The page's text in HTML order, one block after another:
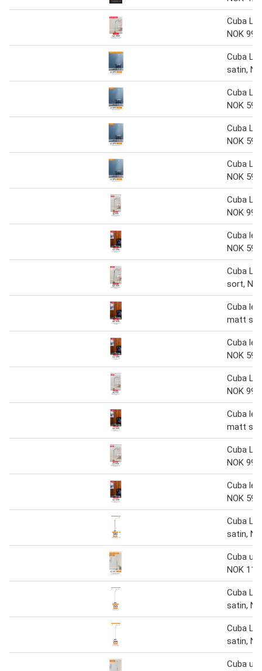
Cuba
NOK 999
Cuba
satin,
Cuba
NOK 599
Cuba
NOK 599
Cuba
NOK 599
Cuba
NOK 999
Cuba
NOK 599
Cuba
sort,
Cuba
matt
Cuba
NOK 599
Cuba
NOK 999
Cuba
matt
Cuba
NOK 999
Cuba
NOK 599
Cuba
satin,
Cuba
NOK
Cuba
satin,
Cuba
satin,
Cuba